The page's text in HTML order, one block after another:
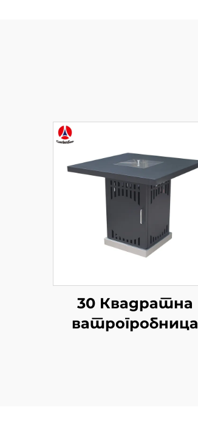
30 Квадратна
ватрогробница